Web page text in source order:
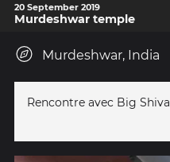
20 September 2019
Murdeshwar temple
Murdeshwar, India
Rencontre avec Big Shiva